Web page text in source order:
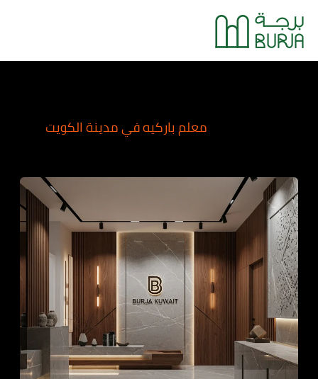
تخطي
إلى
المحتوى
معلم باركيه في مدينة الكويت